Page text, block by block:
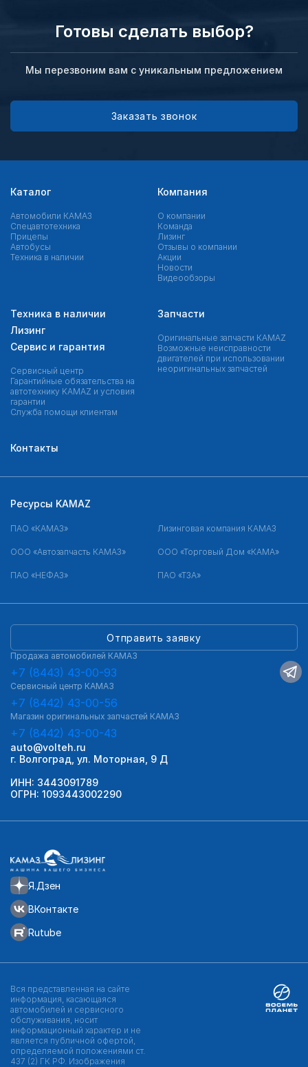
Готовы сделать выбор?
Мы перезвоним вам с уникальным предложением
Заказать звонок
Каталог
Автомобили КАМАЗ
Спецавтотехника
Прицепы
Автобусы
Техника в наличии
Компания
О компании
Команда
Лизинг
Отзывы о компании
Акции
Новости
Видеообзоры
Техника в наличии
Лизинг
Сервис и гарантия
Сервисный центр
Гарантийные обязательства на
автотехнику KAMAZ и условия
гарантии
Служба помощи клиентам
Запчасти
Оригинальные запчасти КAMAZ
Возможные неисправности
двигателей при использовании
неоригинальных запчастей
Контакты
Я.Дзен
ВКонтакте
Rutube
Отправить заявку
Продажа автомобилей КАМАЗ
+7 (8443) 43-00-93
Сервисный центр КАМАЗ
+7 (8442) 43-00-56
Магазин оригинальных запчастей КАМАЗ
+7 (8442) 43-00-43
auto@volteh.ru
г. Волгоград, ул. Моторная, 9 Д
ИНН: 3443091789
ОГРН: 1093443002290
Ресурсы KAMAZ
ПАО «КАМАЗ» Лизинговая компания КАМАЗ
ООО «Автозапчасть КАМАЗ» ООО «Торговый Дом «КАМА»
ПАО «НЕФАЗ» ПАО «ТЗА»
Вся представленная на сайте
информация, касающаяся
автомобилей и сервисного
обслуживания, носит
информационный характер и не
является публичной офертой,
определяемой положениями ст.
437 (2) ГК РФ. Изображения